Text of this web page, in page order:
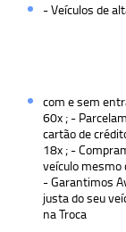
- Veículos de
com e sem
60x ; -
cartão de
18x ; -
veículo mesmo
- Garantimos
justa do seu
na Troca